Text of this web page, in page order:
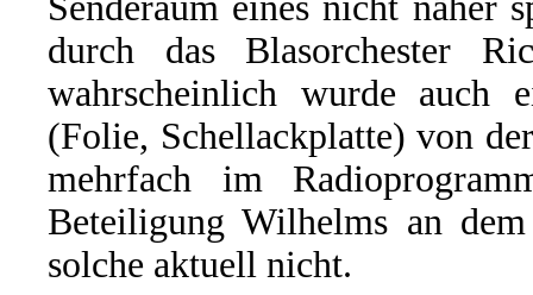
durch das Blasorchester
wahrscheinlich wurde auch
(Folie, Schellackplatte) von
mehrfach im
Beteiligung Wilhelms an
solche aktuell nicht.